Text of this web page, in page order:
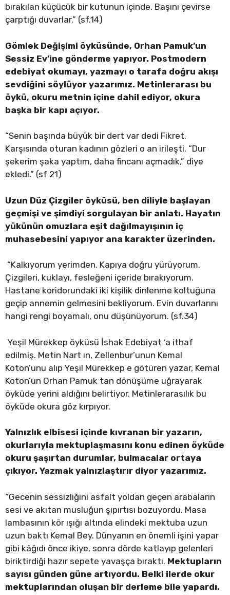
bırakılan küçücük bir kutunun içinde. Başını çevirse
çarptığı duvarlar.” (sf.14)
Gömlek Değişimi öyküsünde, Orhan Pamuk’un
Sessiz Ev’ine gönderme yapıyor. Postmodern
edebiyat okumayı, yazmayı o tarafa doğru akışı
sevdiğini söylüyor yazarımız. Metinlerarası bu
öykü, okuru metnin içine dahil ediyor, okura
başka bir kapı açıyor.
“Senin başında büyük bir dert var dedi Fikret.
Karşısında oturan kadının gözleri o an irileşti. “Dur
şekerim şaka yaptım, daha fincanı açmadık,” diye
ekledi.” (sf 21)
Uzun Düz Çizgiler öyküsü, ben diliyle başlayan
geçmişi ve şimdiyi sorgulayan bir anlatı. Hayatın
yükünün omuzlara eşit dağılmayışının iç
muhasebesini yapıyor ana karakter üzerinden.
“Kalkıyorum yerimden. Kapıya doğru yürüyorum.
Çizgileri, kuklayı, fesleğeni içeride bırakıyorum.
Hastane koridorundaki iki kişilik dinlenme koltuğuna
geçip annemin gelmesini bekliyorum. Evin duvarlarını
hangi rengi boyamalı, onu düşünüyorum. (sf.34)
Yeşil Mürekkep öyküsü İshak Edebiyat ‘a ithaf
edilmiş. Metin Nart ın, Zellenbur’unun Kemal
Koton’unu alıp Yeşil Mürekkep e götüren yazar, Kemal
Koton’un Orhan Pamuk tan dönüşüme uğrayarak
öyküde yerini aldığını belirtiyor. Metinlerarasılık bu
öyküde okura göz kırpıyor.
Yalnızlık elbisesi içinde kıvranan bir yazarın,
okurlarıyla mektuplaşmasını konu edinen öyküde
okuru şaşırtan durumlar, bulmacalar ortaya
çıkıyor. Yazmak yalnızlaştırır diyor yazarımız.
“Gecenin sessizliğini asfalt yoldan geçen arabaların
sesi ve akıtan musluğun şıpırtısı bozuyordu. Masa
lambasının kör ışığı altında elindeki mektuba uzun
uzun baktı Kemal Bey. Dünyanın en önemli işini yapar
gibi kâğıdı önce ikiye, sonra dörde katlayıp gelenleri
biriktirdiği hazır sepete yavaşça bıraktı. Mektupların
sayısı günden güne artıyordu. Belki ilerde okur
mektuplarından oluşan bir derleme bile yapardı.